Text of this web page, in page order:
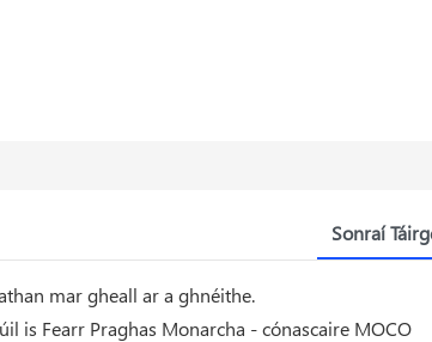
Sonraí
mar gheall ar a ghnéithe.
is Fearr Praghas Monarcha - cónascaire MOCO